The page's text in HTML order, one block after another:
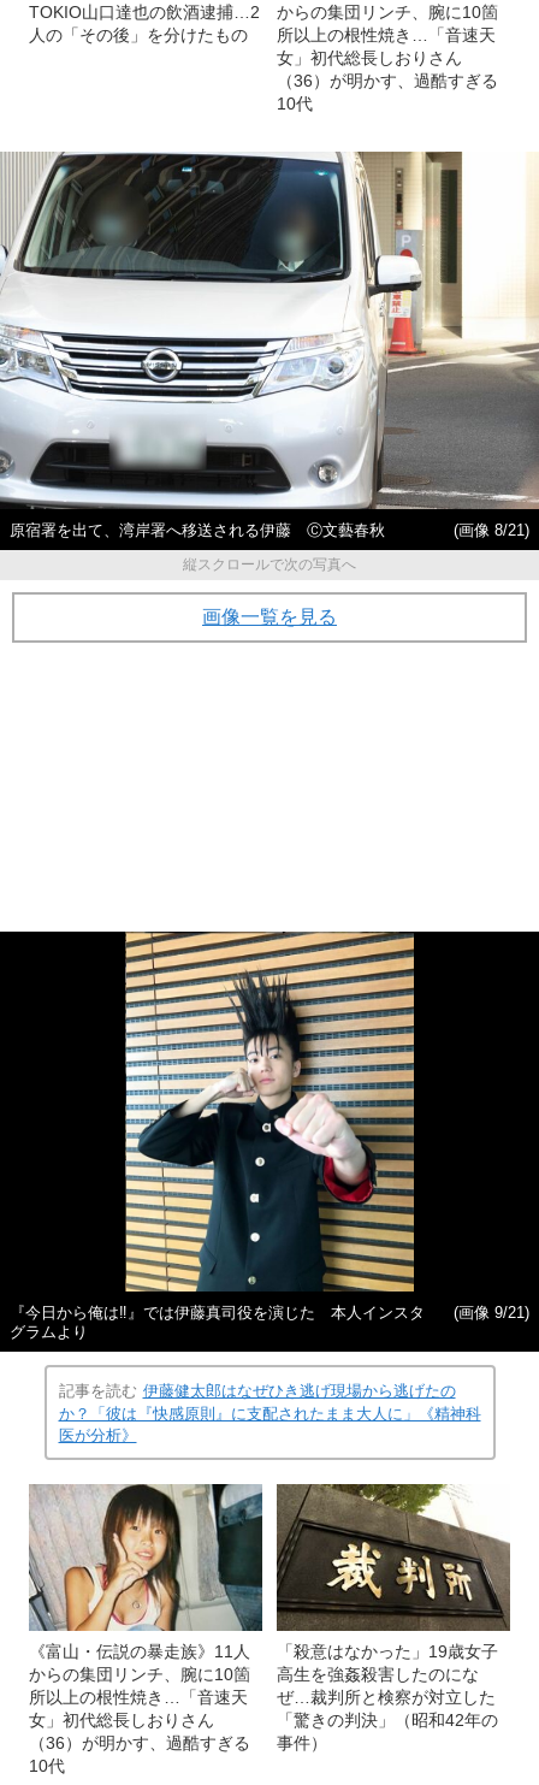
TOKIO山口達也の飲酒逮捕…2
人の「その後」を分けたもの
からの集団リンチ、腕に10箇
所以上の根性焼き…「音速天
女」初代総長しおりさん
（36）が明かす、過酷すぎる
10代
原宿署を出て、湾岸署へ移送される伊藤 Ⓒ文藝春秋
(画像 8/21)
縦スクロールで次の写真へ
画像一覧を見る
『今日から俺は‼』では伊藤真司役を演じた 本人インスタ
グラムより
(画像 9/21)
記事を読む 伊藤健太郎はなぜひき逃げ現場から逃げたの
か？「彼は『快感原則』に支配されたまま大人に」《精神科
医が分析》
《富山・伝説の暴走族》11人
からの集団リンチ、腕に10箇
所以上の根性焼き…「音速天
女」初代総長しおりさん
（36）が明かす、過酷すぎる
10代
「殺意はなかった」19歳女子
高生を強姦殺害したのにな
ぜ…裁判所と検察が対立した
「驚きの判決」（昭和42年の
事件）